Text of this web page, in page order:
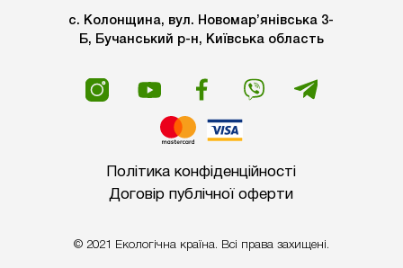
с. Колонщина, вул. Новомар’янівська 3-
Б, Бучанський р-н, Київська область
Політика конфіденційності
Договір публічної оферти
© 2021 Екологічна країна. Всі права захищені.